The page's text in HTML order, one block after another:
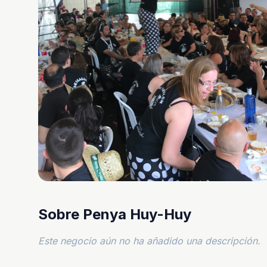
Sobre Penya Huy-Huy
Este negocio aún no ha añadido una descripción.